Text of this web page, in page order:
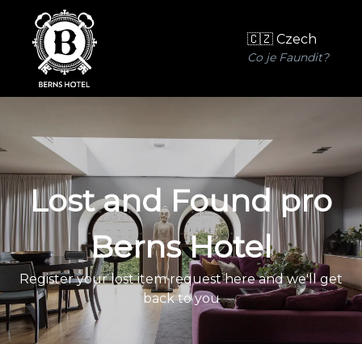
🇨🇿 Czech
Co je Faundit?
Lost and Found pro
Berns Hotel
Register your lost item request here and we'll get
back to you